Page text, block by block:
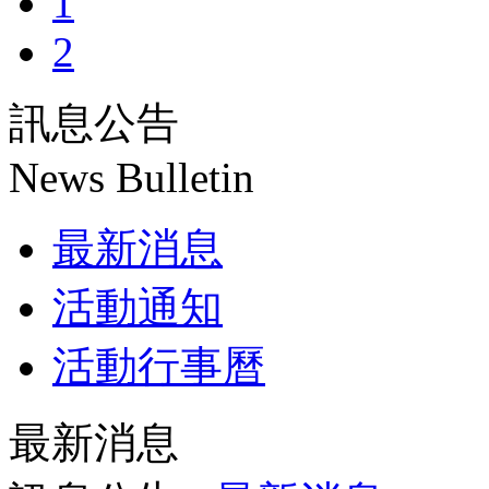
2
訊息公告
News Bulletin
最新消息
活動通知
活動行事曆
最新消息